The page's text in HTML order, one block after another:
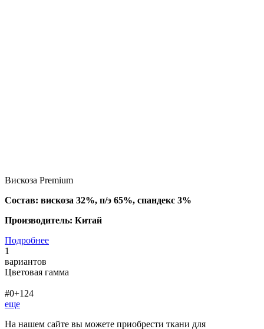
Вискоза Premium
Состав: вискоза 32%, п/э 65%, спандекс 3%
Производитель: Китай
Подробнее
1
вариантов
Цветовая гамма
#0+124
еще
На нашем сайте вы можете приобрести ткани для